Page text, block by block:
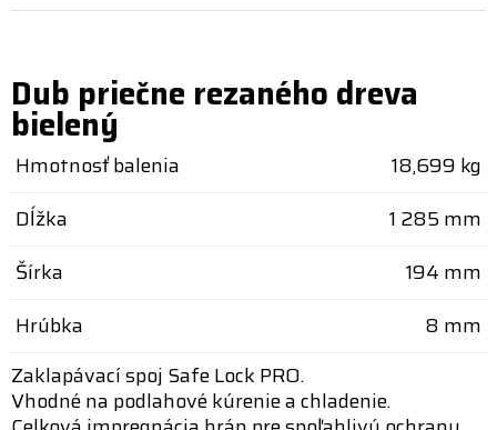
Dub priečne rezaného dreva
bielený
Hmotnosť balenia
18,699 kg
Dĺžka
1 285 mm
Šírka
194 mm
Hrúbka
8 mm
Zaklapávací spoj Safe Lock PRO.
Vhodné na podlahové kúrenie a chladenie.